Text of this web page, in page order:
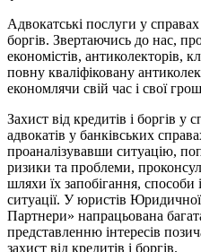
Адвокатські послуги у справах
боргів. Звертаючись до нас,
економістів, антиколекторів,
повну кваліфіковану
економлячи свій час і свої
Захист від кредитів і боргів
адвокатів у банківських
проаналізувавши ситуацію,
ризики та проблеми,
шляхи їх запобігання, способи
ситуації. У юристів Юридичної
Партнери» напрацьована
представленню інтересів
захист від кредитів і боргів.